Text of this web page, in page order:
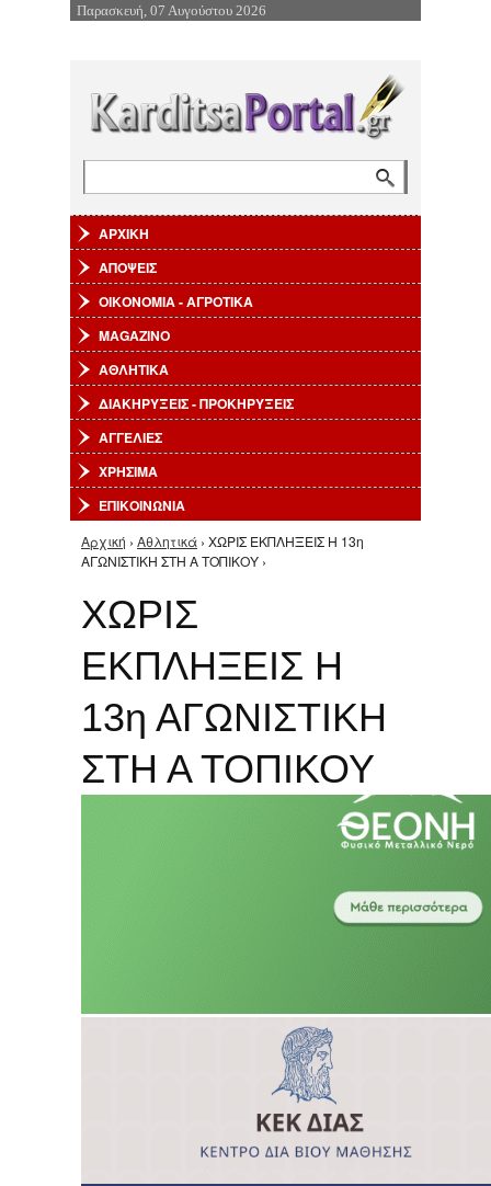
Επιστροφή στην Πλοήγηση
Παρασκευή, 07 Αυγούστου 2026
ΑΡΧΙΚΗ
ΑΠΟΨΕΙΣ
ΟΙΚΟΝΟΜΙΑ - ΑΓΡΟΤΙΚΑ
MAGAZINO
ΑΘΛΗΤΙΚΑ
ΔΙΑΚΗΡΥΞΕΙΣ - ΠΡΟΚΗΡΥΞΕΙΣ
ΑΓΓΕΛΙΕΣ
ΧΡΗΣΙΜΑ
ΕΠΙΚΟΙΝΩΝΙΑ
Είστε εδώ
Αρχική › Αθλητικά › ΧΩΡΙΣ ΕΚΠΛΗΞΕΙΣ Η 13η
ΑΓΩΝΙΣΤΙΚΗ ΣΤΗ Α ΤΟΠΙΚΟΥ ›
ΧΩΡΙΣ
ΕΚΠΛΗΞΕΙΣ Η
13η ΑΓΩΝΙΣΤΙΚΗ
ΣΤΗ Α ΤΟΠΙΚΟΥ